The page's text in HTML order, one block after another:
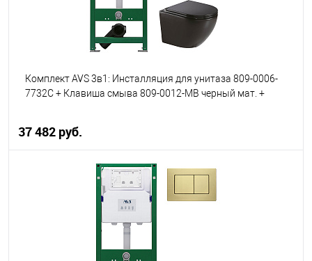
Комплект AVS 3в1: Инсталляция для унитаза 809-0006-
7732C + Клавиша смыва 809-0012-MB черный мат. +
37 482 руб.
В корзину